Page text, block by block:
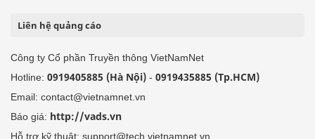
Liên hệ quảng cáo
Công ty Cổ phần Truyền thông VietNamNet
Hotline: 0919405885 (Hà Nội) - 0919435885 (Tp.HCM)
Email: contact@vietnamnet.vn
Báo giá: http://vads.vn
Hỗ trợ kỹ thuật: support@tech.vietnamnet.vn